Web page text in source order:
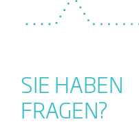
SIE HABEN
FRAGEN?